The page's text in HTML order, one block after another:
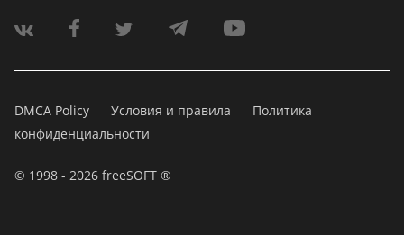
DMCA Policy Условия и правила
Политика
конфиденциальности
© 1998 - 2026 freeSOFT ®